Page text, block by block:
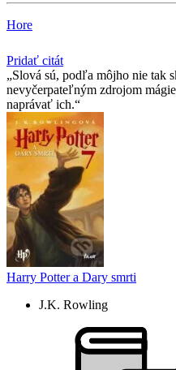
Hore
Pridať citát
Slová sú, podľa môjho nie tak
nevyčerpateľným zdrojom
naprávať ich.
Harry Potter a Dary smrti
J.K. Rowling